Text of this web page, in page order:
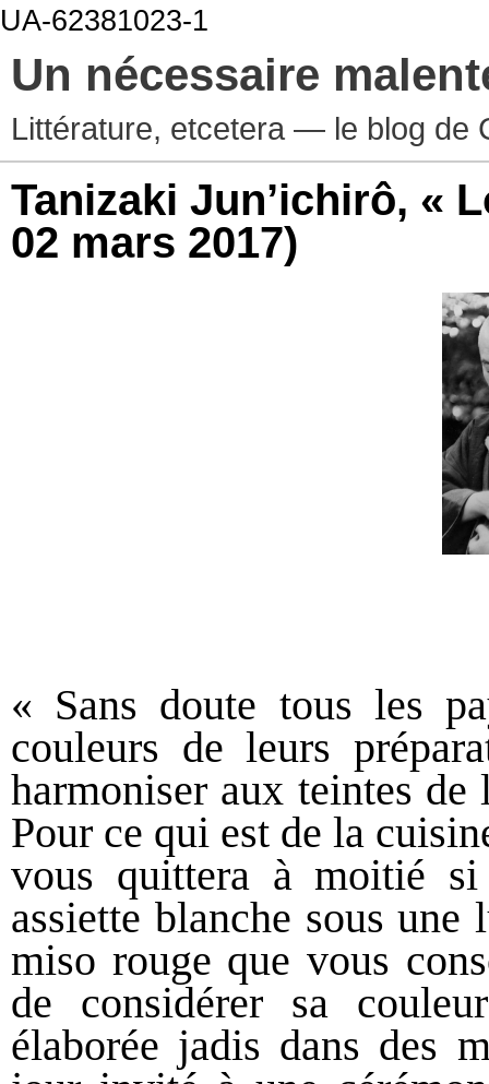
UA-62381023-1
Un nécessaire
Littérature, etcetera — le blog de
Tanizaki Jun’ichirô, «
02 mars 2017)
« Sans doute tous les
couleurs de leurs
harmoniser aux teintes de
Pour ce qui est de la
vous quittera à moitié
assiette blanche sous une
miso rouge que vous
de considérer sa
élaborée jadis dans des